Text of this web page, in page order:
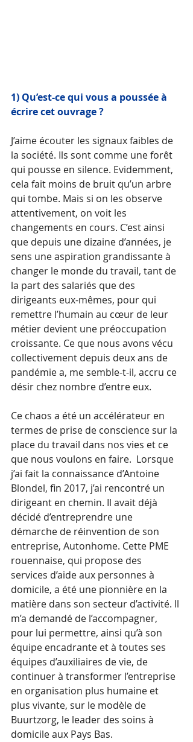
1) Qu’est-ce qui vous a poussée à
écrire cet ouvrage ?
J’aime écouter les signaux faibles de
la société. Ils sont comme une forêt
qui pousse en silence. Evidemment,
cela fait moins de bruit qu’un arbre
qui tombe. Mais si on les observe
attentivement, on voit les
changements en cours. C’est ainsi
que depuis une dizaine d’années, je
sens une aspiration grandissante à
changer le monde du travail, tant de
la part des salariés que des
dirigeants eux-mêmes, pour qui
remettre l’humain au cœur de leur
métier devient une préoccupation
croissante. Ce que nous avons vécu
collectivement depuis deux ans de
pandémie a, me semble-t-il, accru ce
désir chez nombre d’entre eux.
Ce chaos a été un accélérateur en
termes de prise de conscience sur la
place du travail dans nos vies et ce
que nous voulons en faire.  Lorsque
j’ai fait la connaissance d’Antoine
Blondel, fin 2017, j’ai rencontré un
dirigeant en chemin. Il avait déjà
décidé d’entreprendre une
démarche de réinvention de son
entreprise, Autonhome. Cette PME
rouennaise, qui propose des
services d’aide aux personnes à
domicile, a été une pionnière en la
matière dans son secteur d’activité. Il
m’a demandé de l’accompagner,
pour lui permettre, ainsi qu’à son
équipe encadrante et à toutes ses
équipes d’auxiliaires de vie, de
continuer à transformer l’entreprise
en organisation plus humaine et
plus vivante, sur le modèle de
Buurtzorg, le leader des soins à
domicile aux Pays Bas.